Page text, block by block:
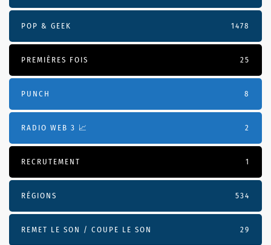
POP & GEEK 1478
PREMIÈRES FOIS 25
PUNCH 8
RADIO WEB 3 📈 2
RECRUTEMENT 1
RÉGIONS 534
REMET LE SON / COUPE LE SON 29